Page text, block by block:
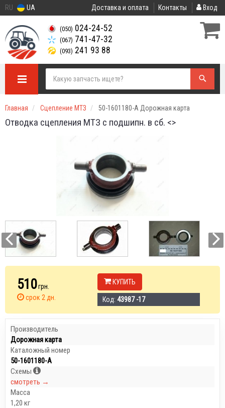
RU UA Доставка и оплата Контакты Вход
(050) 024-24-52
(067) 741-47-32
(093) 241 93 88
Главная Сцепление МТЗ 50-1601180-А Дорожная карта
Отводка сцепления МТЗ с подшипн. в сб. <>
510грн.
срок 2 дн.
КУПИТЬ
Код: 43987 -17
Производитель
Дорожная карта
Каталожный номер
50-1601180-А
Схемы
смотреть →
Масса
1,20 кг